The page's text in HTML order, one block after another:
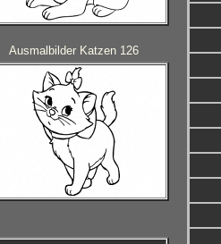
Ausmalbilder Katzen 126